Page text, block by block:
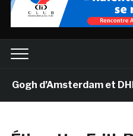
d’Amsterdam et DHL